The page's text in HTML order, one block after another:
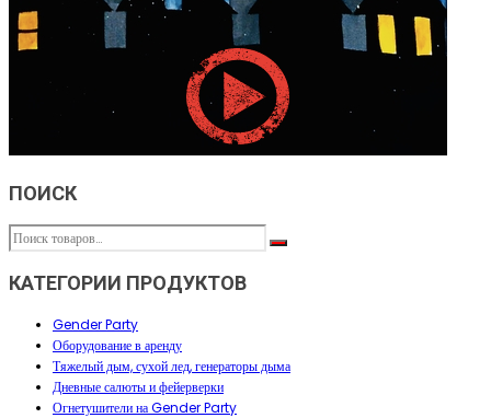
ПОИСК
КАТЕГОРИИ ПРОДУКТОВ
Gender Party
Оборудование в аренду
Тяжелый дым, сухой лед, генераторы дыма
Дневные салюты и фейерверки
Огнетушители на Gender Party